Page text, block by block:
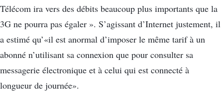
Télécom ira vers des débits beaucoup plus importants que la
3G ne pourra pas égaler ». S’agissant d’Internet justement, il
a estimé qu’«il est anormal d’imposer le même tarif à un
abonné n’utilisant sa connexion que pour consulter sa
messagerie électronique et à celui qui est connecté à
longueur de journée».